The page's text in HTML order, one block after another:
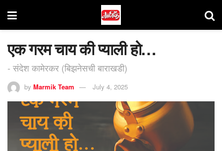
एक गरम चाय की प्याली हो…
- संदेश कामेरकर (बिझनेसची बाराखडी)
by Marmik Team July 4, 2025